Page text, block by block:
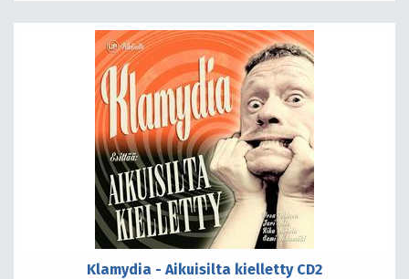
Klamydia - Aikuisilta kielletty CD2